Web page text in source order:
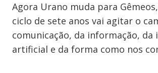
Agora Urano muda para
ciclo de sete anos vai agitar o
comunicação, da informação, da
artificial e da forma como nos